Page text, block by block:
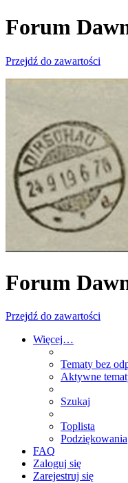
Forum
Przejdź do zawartości
Forum
Przejdź do zawartości
Więcej…
Tematy bez
Aktywne
Szukaj
Toplista
Podziękowania
FAQ
Zaloguj się
Zarejestruj się